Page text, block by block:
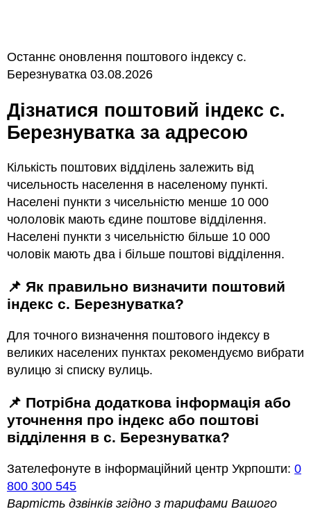
Останнє оновлення поштового індексу с.
Березнуватка 03.08.2026
Дізнатися поштовий індекс с.
Березнуватка за адресою
Кількість поштових відділень залежить від
чисельность населення в населеному пункті.
Населені пункти з чисельністю менше 10 000
чололовік мають єдине поштове відділення.
Населені пункти з чисельністю більше 10 000
чоловік мають два і більше поштові відділення.
📌 Як правильно визначити поштовий
індекс с. Березнуватка?
Для точного визначення поштового індексу в
великих населених пунктах рекомендуємо вибрати
вулицю зі списку вулиць.
📌 Потрібна додаткова інформація або
уточнення про індекс або поштові
відділення в с. Березнуватка?
Зателефонуте в інформаційний центр Укрпошти: 0
800 300 545
Вартість дзвінків згідно з тарифами Вашого